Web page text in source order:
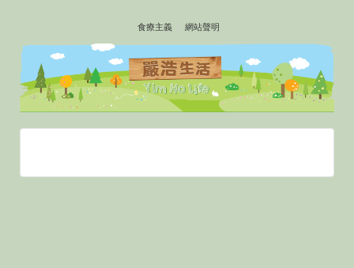
TO
MAIN
CONTENT
食療主義 網站聲明